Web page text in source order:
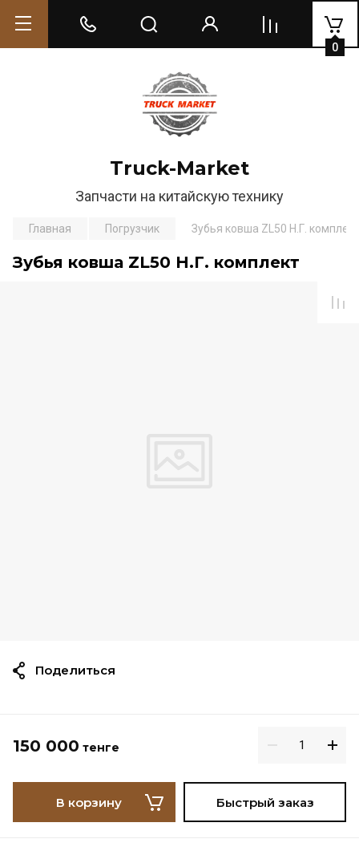
Truck-Market
Запчасти на китайскую технику
0
Главная Погрузчик Зубья ковша ZL50 Н.Г. комплект
Зубья ковша ZL50 Н.Г. комплект
150 000 тенге
В корзину Быстрый заказ
Поделиться